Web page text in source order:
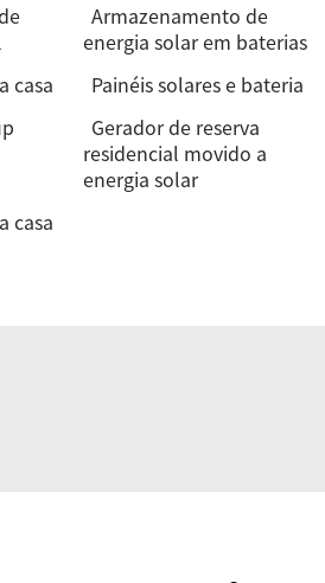
Armazenamento de
energia solar em baterias
casa
Painéis solares e bateria
Gerador de reserva
residencial movido a
energia solar
casa